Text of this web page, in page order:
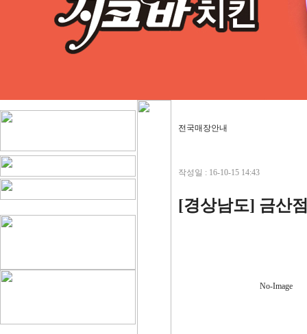
전국매장안내
작성일 : 16-10-15 14:43
[경상남도] 금산
No-Image